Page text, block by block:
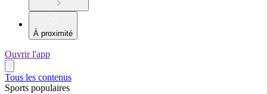
À proximité
Ouvrir l'app
Tous les contenus
Sports populaires